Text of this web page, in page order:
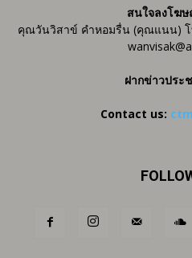
สนใจลงโฆ
คุณวันวิสาข์ คำหอมรื่น (คุณแนน) โ
ฝากข่าวประ
Contact us: